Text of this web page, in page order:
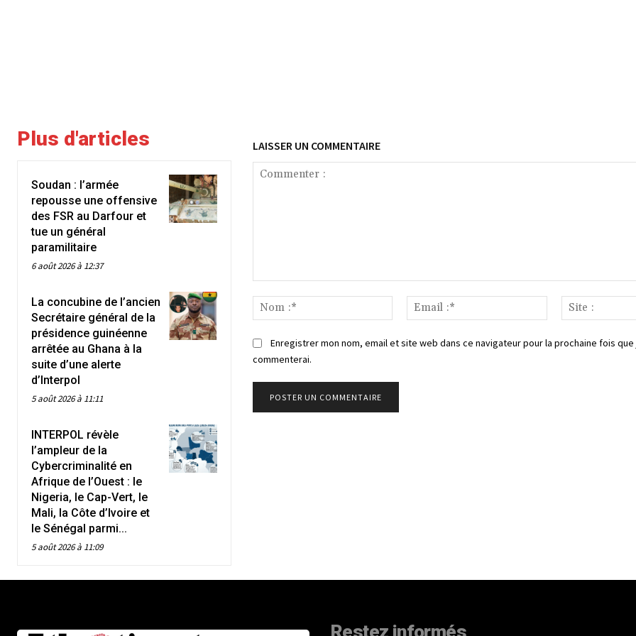
Plus d'articles
Soudan : l’armée
repousse une offensive
des FSR au Darfour et
tue un général
paramilitaire
6 août 2026 à 12:37
La concubine de l’ancien
Secrétaire général de la
présidence guinéenne
arrêtée au Ghana à la
suite d’une alerte
d’Interpol
5 août 2026 à 11:11
INTERPOL révèle
l’ampleur de la
Cybercriminalité en
Afrique de l’Ouest : le
Nigeria, le Cap-Vert, le
Mali, la Côte d’Ivoire et
le Sénégal parmi...
5 août 2026 à 11:09
LAISSER UN COMMENTAIRE
Nom
:*
Email
:*
Enregistrer mon nom, email et site web dans ce navigateur pour la prochaine fois que
commenterai.
Restez informés